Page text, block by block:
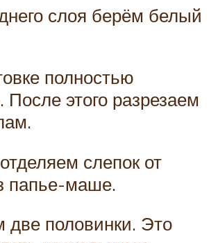
слоя берём белый
полностью
После этого разрезаем
слепок от
папье-маше.
две половинки. Это